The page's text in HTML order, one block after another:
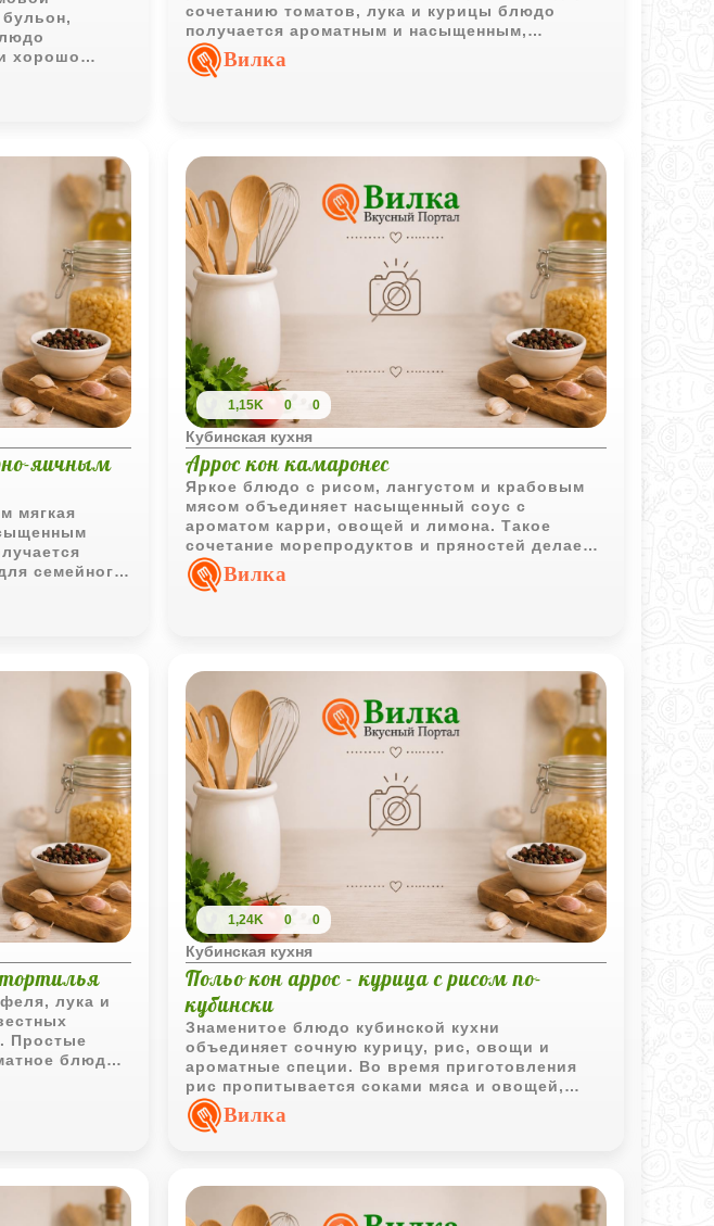
хорошо
сочетанию томатов, лука и курицы блюдо
получается ароматным и насыщенным,
сохраняя при этом простоту приготовления.
Вилка
яичным
мягкая
семейного
1,15K 0 0
Кубинская кухня
Аррос кон камаронес
Яркое блюдо с рисом, лангустом и крабовым
мясом объединяет насыщенный соус с
ароматом карри, овощей и лимона. Такое
сочетание морепродуктов и пряностей делает
рецепт особенно выразительным.
Вилка
лука и
Простые
блюдо
1,24K 0 0
Кубинская кухня
Польо кон аррос - курица с рисом по-
кубински
Знаменитое блюдо кубинской кухни
объединяет сочную курицу, рис, овощи и
ароматные специи. Во время приготовления
рис пропитывается соками мяса и овощей,
приобретая насыщенный вкус и яркий цвет.
Вилка